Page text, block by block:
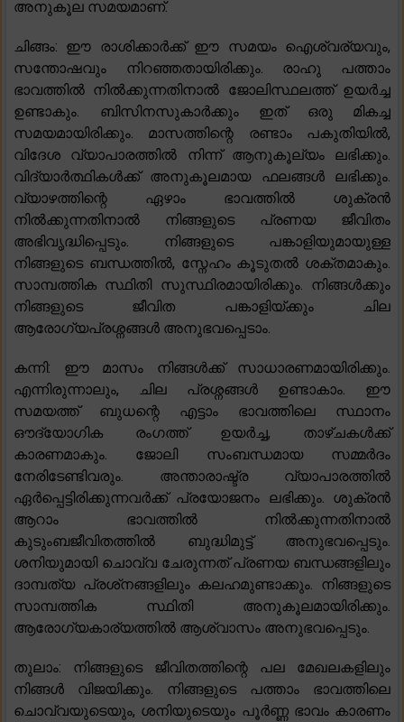
അനുകൂല സമയമാണ്.
ചിങ്ങം: ഈ രാശിക്കാർക്ക് ഈ സമയം ഐശ്വര്യവും,
സന്തോഷവും നിറഞ്ഞതായിരിക്കും. രാഹു പത്താം
ഭാവത്തിൽ നിൽക്കുന്നതിനാൽ ജോലിസ്ഥലത്ത് ഉയർച്ച
ഉണ്ടാകും. ബിസിനസുകാർക്കും ഇത് ഒരു മികച്ച
സമയമായിരിക്കും. മാസത്തിന്റെ രണ്ടാം പകുതിയിൽ,
വിദേശ വ്യാപാരത്തിൽ നിന്ന് ആനുകൂല്യം ലഭിക്കും.
വിദ്യാർത്ഥികൾക്ക് അനുകൂലമായ ഫലങ്ങൾ ലഭിക്കും.
വ്യാഴത്തിന്റെ ഏഴാം ഭാവത്തിൽ ശുക്രൻ
നിൽക്കുന്നതിനാൽ നിങ്ങളുടെ പ്രണയ ജീവിതം
അഭിവൃദ്ധിപ്പെടും. നിങ്ങളുടെ പങ്കാളിയുമായുള്ള
നിങ്ങളുടെ ബന്ധത്തിൽ, സ്നേഹം കൂടുതൽ ശക്തമാകും.
സാമ്പത്തിക സ്ഥിതി സുസ്ഥിരമായിരിക്കും. നിങ്ങൾക്കും
നിങ്ങളുടെ ജീവിത പങ്കാളിയ്ക്കും ചില
ആരോഗ്യപ്രശ്നങ്ങൾ അനുഭവപ്പെടാം.
കന്നി: ഈ മാസം നിങ്ങൾക്ക് സാധാരണമായിരിക്കും.
എന്നിരുന്നാലും, ചില പ്രശ്നങ്ങൾ ഉണ്ടാകാം. ഈ
സമയത്ത് ബുധന്റെ എട്ടാം ഭാവത്തിലെ സ്ഥാനം
ഔദ്യോഗിക രംഗത്ത് ഉയർച്ച, താഴ്ചകൾക്ക്
കാരണമാകും. ജോലി സംബന്ധമായ സമ്മർദം
നേരിടേണ്ടിവരും. അന്താരാഷ്ട്ര വ്യാപാരത്തിൽ
ഏർപ്പെട്ടിരിക്കുന്നവർക്ക് പ്രയോജനം ലഭിക്കും. ശുക്രൻ
ആറാം ഭാവത്തിൽ നിൽക്കുന്നതിനാൽ
കുടുംബജീവിതത്തിൽ ബുദ്ധിമുട്ട് അനുഭവപ്പെടും.
ശനിയുമായി ചൊവ്വ ചേരുന്നത് പ്രണയ ബന്ധങ്ങളിലും
ദാമ്പത്യ പ്രശ്‌നങ്ങളിലും കലഹമുണ്ടാക്കും. നിങ്ങളുടെ
സാമ്പത്തിക സ്ഥിതി അനുകൂലമായിരിക്കും.
ആരോഗ്യകാര്യത്തിൽ ആശ്വാസം അനുഭവപ്പെടും.
തുലാം: നിങ്ങളുടെ ജീവിതത്തിന്റെ പല മേഖലകളിലും
നിങ്ങൾ വിജയിക്കും. നിങ്ങളുടെ പത്താം ഭാവത്തിലെ
ചൊവ്വയുടെയും, ശനിയുടെയും പൂർണ്ണ ഭാവം കാരണം